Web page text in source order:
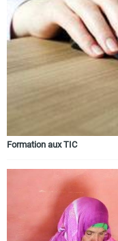
Hotels
Evenements
Formation aux TIC